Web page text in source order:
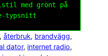
med grönt på
, återbruk, brandvägg
dator, internet radio